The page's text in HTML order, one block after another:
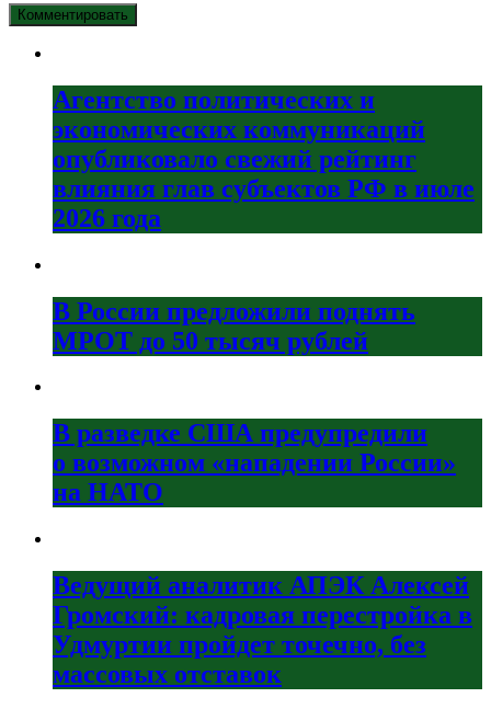
Агентство политических и
экономических коммуникаций
опубликовало свежий рейтинг
влияния глав субъектов РФ в июле
2026 года
В России предложили поднять
МРОТ до 50 тысяч рублей
В разведке США предупредили
о возможном «нападении России»
на НАТО
Ведущий аналитик АПЭК Алексей
Громский: кадровая перестройка в
Удмуртии пройдет точечно, без
массовых отставок